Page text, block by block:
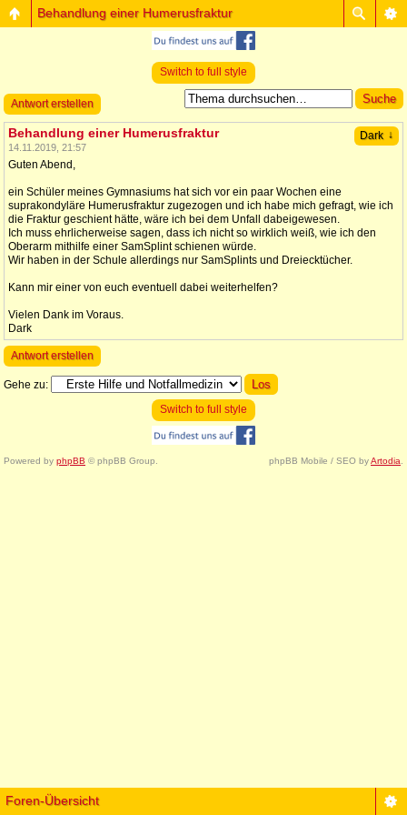
Behandlung einer Humerusfraktur
Switch to full style
Antwort erstellen
Dark ↓
Behandlung einer Humerusfraktur
14.11.2019, 21:57
Guten Abend,
ein Schüler meines Gymnasiums hat sich vor ein paar Wochen eine
suprakondyläre Humerusfraktur zugezogen und ich habe mich gefragt, wie ich
die Fraktur geschient hätte, wäre ich bei dem Unfall dabeigewesen.
Ich muss ehrlicherweise sagen, dass ich nicht so wirklich weiß, wie ich den
Oberarm mithilfe einer SamSplint schienen würde.
Wir haben in der Schule allerdings nur SamSplints und Dreiecktücher.
Kann mir einer von euch eventuell dabei weiterhelfen?
Vielen Dank im Voraus.
Dark
Antwort erstellen
Gehe zu:
Switch to full style
Powered by phpBB © phpBB Group. phpBB Mobile / SEO byArtodia
Foren-Übersicht